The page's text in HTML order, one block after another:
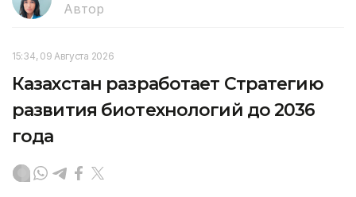
Автор
15:34, 09 Августа 2026
Казахстан разработает Стратегию
развития биотехнологий до 2036
года